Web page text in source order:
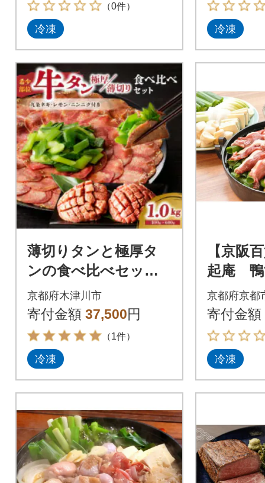
（0件）
冷凍 冷凍
薄切りタンと極厚タ
ンの食べ比べセット
計1kg(150g×4P + 100
g×4P)
京都府木津川市
寄付金額 37,500円
（1件）
冷凍
【京阪
起庵 鴨
ト
京都府京都
寄付金額
冷凍